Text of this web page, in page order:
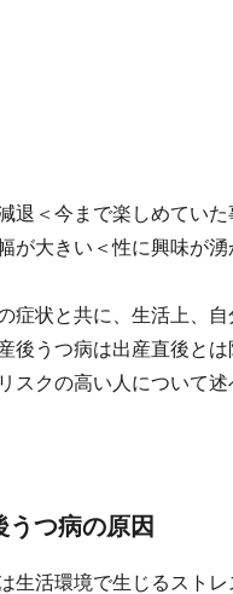
退＜今まで楽しめてい
が大きい＜性に興味が
症状と共に、生活上、
後うつ病は出産直後と
スクの高い人について述
うつ病の原因
生活環境で生じるスト